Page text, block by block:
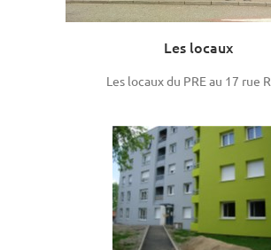
Les locaux
Les locaux du PRE au 17 rue